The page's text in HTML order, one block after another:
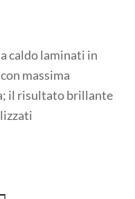
caldo laminati in
massima
il risultato brillante